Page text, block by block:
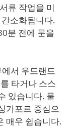
류 작업을 미
소화됩니다.
분 전에 문을
서 우드랜드
타거나 스스
있습니다. 물
가포르 중심으
매우 쉽습니다.